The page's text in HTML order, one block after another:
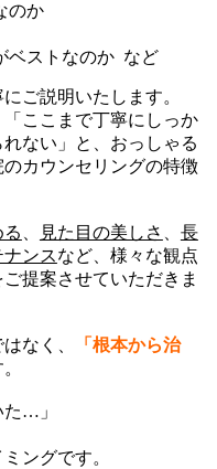
のか
ベストなのか など
ご説明いたします。
「ここまで丁寧にしっか
ない」
と、おっしゃる
カウンセリングの特徴
見た目の美しさ
長
ンスなど、 様々な観点
提案させていただきま
なく、
「根本から治
た…」
ングです。